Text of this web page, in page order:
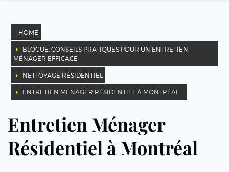
HOME
BLOGUE: CONSEILS PRATIQUES POUR UN ENTRETIEN
MÉNAGER EFFICACE
NETTOYAGE RÉSIDENTIEL
ENTRETIEN MÉNAGER RÉSIDENTIEL À MONTRÉAL
Entretien Ménager
Résidentiel à Montréal